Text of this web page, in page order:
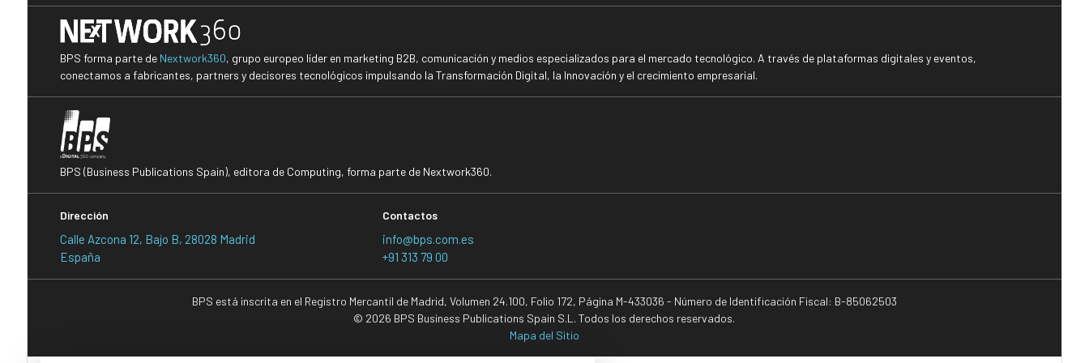
BPS forma parte de Nextwork360, grupo europeo líder en marketing B2B, comunicación y medios especializados para el mercado tecnológico. A través de plataformas digitales y eventos,
conectamos a fabricantes, partners y decisores tecnológicos impulsando la Transformación Digital, la Innovación y el crecimiento empresarial.
BPS (Business Publications Spain), editora de Computing, forma parte de Nextwork360.
Dirección
Calle Azcona 12, Bajo B, 28028 Madrid
España
Contactos
info@bps.com.es
+91 313 79 00
BPS está inscrita en el Registro Mercantil de Madrid, Volumen 24.100, Folio 172, Página M-433036 - Número de Identificación Fiscal: B-85062503
© 2026 BPS Business Publications Spain S.L. Todos los derechos reservados.
Mapa del Sitio